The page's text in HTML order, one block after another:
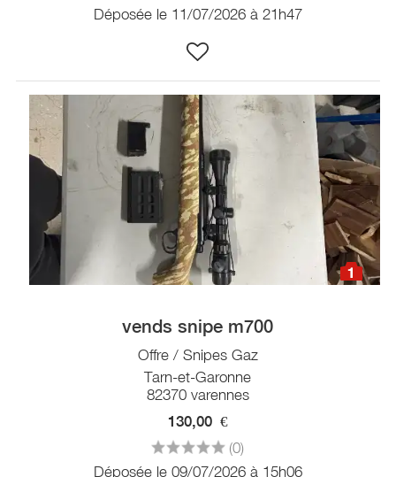
Déposée le 11/07/2026 à 21h47
1
vends snipe m700
Offre / Snipes Gaz
Tarn-et-Garonne
82370 varennes
130,00 €
(0)
Déposée le 09/07/2026 à 15h06